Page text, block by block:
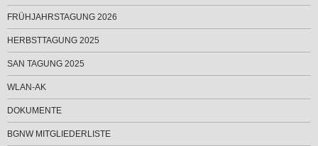
FRÜHJAHRSTAGUNG 2026
HERBSTTAGUNG 2025
SAN TAGUNG 2025
WLAN-AK
DOKUMENTE
BGNW MITGLIEDERLISTE